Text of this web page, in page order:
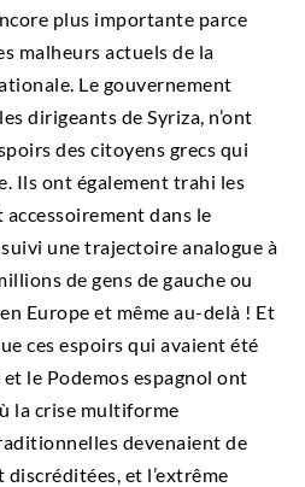
plus importante parce
malheurs actuels de la
Le gouvernement
dirigeants de Syriza, n’ont
des citoyens grecs qui
Ils ont également trahi les
accessoirement dans le
une trajectoire analogue à
de gens de gauche ou
Europe et même au-delà ! Et
ces espoirs qui avaient été
et le Podemos espagnol ont
la crise multiforme
devenaient de
et l’extrême